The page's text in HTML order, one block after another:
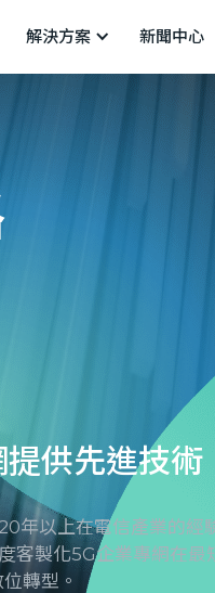
解決方案 新聞中心
供先進技術
年以上在電信產業的
客製化5G企業專網在
轉型。